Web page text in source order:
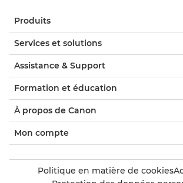
Produits
Services et solutions
Assistance & Support
Formation et éducation
À propos de Canon
Mon compte
Politique en matière de cookies